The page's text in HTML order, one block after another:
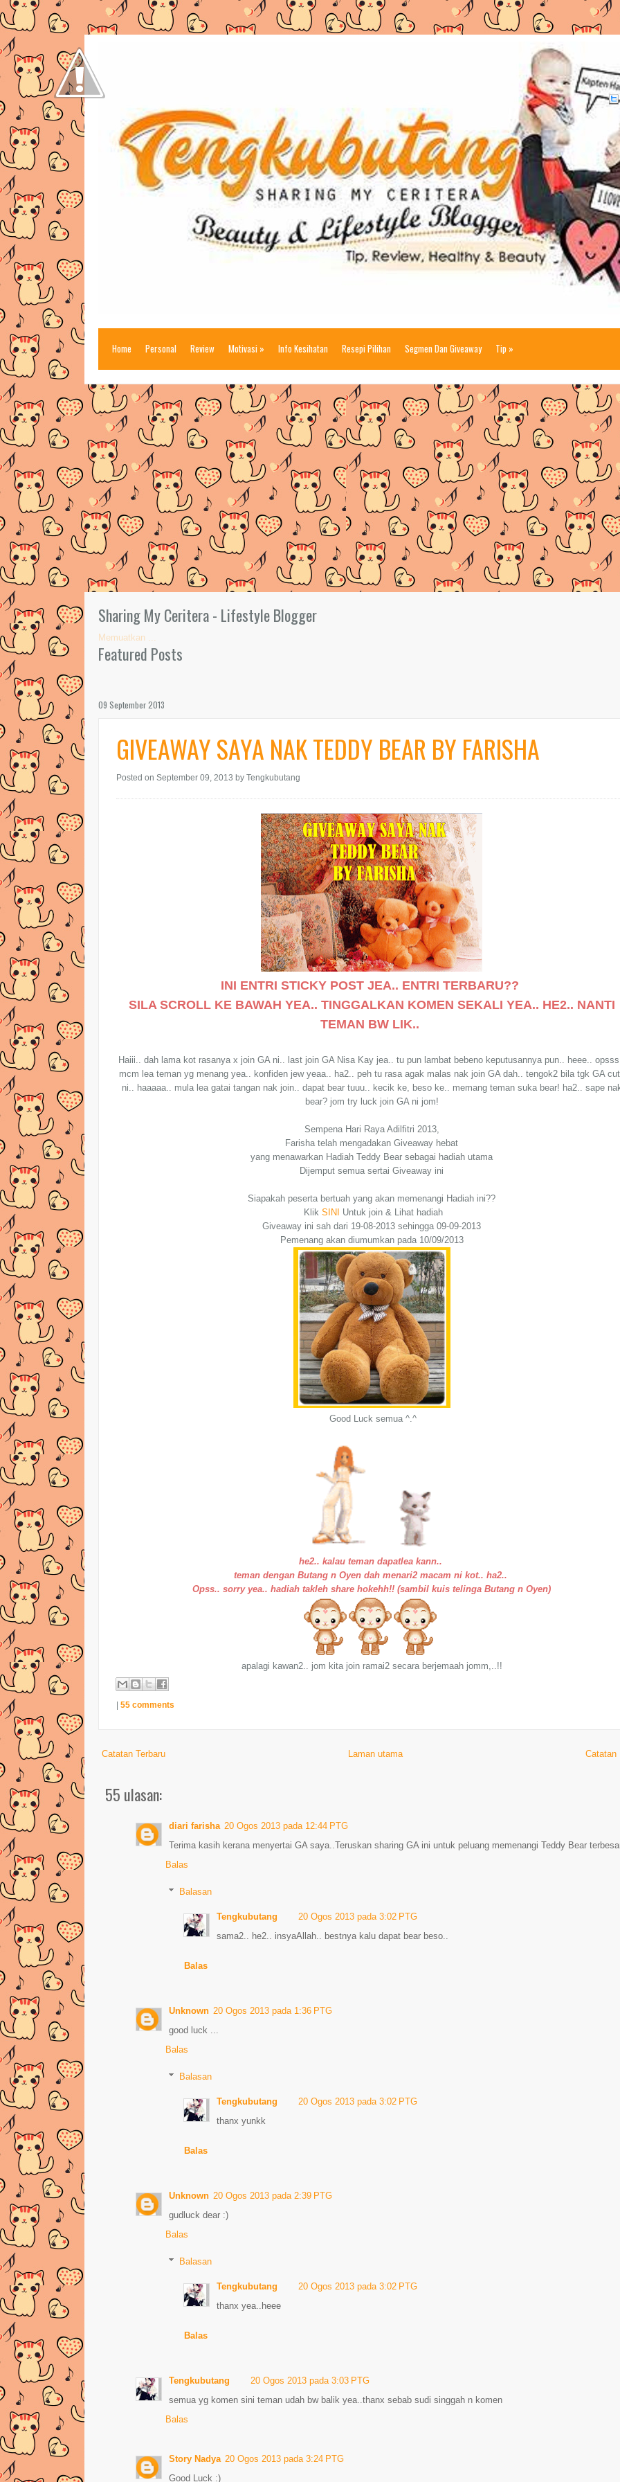
Home Personal Review Motivasi » Info Kesihatan Resepi Pilihan Segmen Dan Giveaway Tip »
Sharing My Ceritera - Lifestyle Blogger
Memuatkan ...
Featured Posts
09 September 2013
GIVEAWAY SAYA NAK TEDDY BEAR BY FARISHA
Posted on September 09, 2013 by Tengkubutang
INI ENTRI STICKY POST JEA.. ENTRI TERBARU??
SILA SCROLL KE BAWAH YEA.. TINGGALKAN KOMEN SEKALI YEA.. HE2.. NANTI
TEMAN BW LIK..
Haiii.. dah lama kot rasanya x join GA ni.. last join GA Nisa Kay jea.. tu pun lambat bebeno keputusannya pun.. heee.. opsss..
mcm lea teman yg menang yea.. konfiden jew yeaa.. ha2.. peh tu rasa agak malas nak join GA dah.. tengok2 bila tgk GA
ni.. haaaaa.. mula lea gatai tangan nak join.. dapat bear tuuu.. kecik ke, beso ke.. memang teman suka bear! ha2.. sape
bear? jom try luck join GA ni jom!
Sempena Hari Raya Adilfitri 2013,
Farisha telah mengadakan Giveaway hebat
yang menawarkan Hadiah Teddy Bear sebagai hadiah utama
Dijemput semua sertai Giveaway ini
Siapakah peserta bertuah yang akan memenangi Hadiah ini??
Klik SINI Untuk join & Lihat hadiah
Giveaway ini sah dari 19-08-2013 sehingga 09-09-2013
Pemenang akan diumumkan pada 10/09/2013
Good Luck semua ^.^
he2.. kalau teman dapatlea kann..
teman dengan Butang n Oyen dah menari2 macam ni kot.. ha2..
Opss.. sorry yea.. hadiah takleh share hokehh!! (sambil kuis telinga Butang n Oyen)
apalagi kawan2.. jom kita join ramai2 secara berjemaah jomm,..!!
55 comments
Catatan Terbaru Catatan
Laman utama
55 ulasan:
diari farisha 20 Ogos 2013 pada 12:44 PTG
Terima kasih kerana menyertai GA saya..Teruskan sharing GA ini untuk peluang memenangi Teddy Bear
Balas
Balasan
Tengkubutang
20 Ogos 2013 pada 3:02 PTG
sama2.. he2.. insyaAllah.. bestnya kalu dapat bear beso..
Balas
Unknown 20 Ogos 2013 pada 1:36 PTG
good luck ...
Balas
Balasan
Tengkubutang
20 Ogos 2013 pada 3:02 PTG
thanx yunkk
Balas
Unknown 20 Ogos 2013 pada 2:39 PTG
gudluck dear :)
Balas
Balasan
Tengkubutang
20 Ogos 2013 pada 3:02 PTG
thanx yea..heee
Balas
Tengkubutang
20 Ogos 2013 pada 3:03 PTG
semua yg komen sini teman udah bw balik yea..thanx sebab sudi singgah n komen
Balas
Story Nadya 20 Ogos 2013 pada 3:24 PTG
Good Luck :)